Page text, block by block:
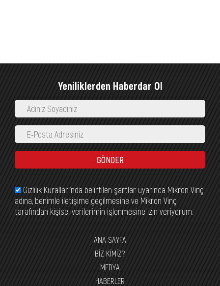
Yeniliklerden Haberdar Ol
GÖNDER
Gizlilik Kuralları’nda belirtilen şartlar uyarınca Mikron Vinç
adına, benimle iletişime geçilmesine ve Mikron Vinç
tarafından kişisel verilerimin işlenmesine izin veriyorum.
ANA SAYFA
BİZ KİMİZ?
MEDYA
HABERLER